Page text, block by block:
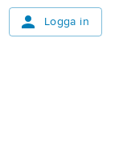
Logga in